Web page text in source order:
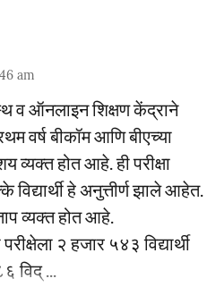
am
व ऑनलाइन शिक्षण केंद्राने
वर्ष बीकॉम आणि बीएच्या
व्यक्त होत आहे. ही परीक्षा
विद्यार्थी हे अनुत्तीर्ण झाले आहेत.
व्यक्त होत आहे.
२ हजार ५४३ विद्यार्थी
विद् ...